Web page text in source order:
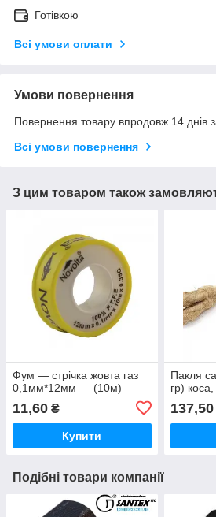
Готівкою
Всі умови оплати
Умови повернення
Повернення товару впродовж 14 днів
Всі умови повернення
З цим товаром також
Фум — стрічка жовта газ
0,1мм*12мм — (10м)
11,60 ₴
Купити
Пакля
гр)
137,50
Подібні товари компанії